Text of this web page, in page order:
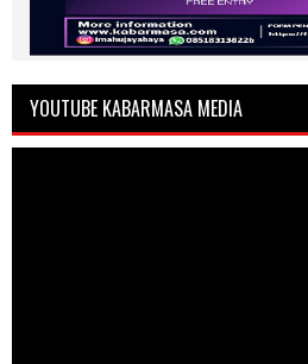
YOUTUBE KABARMASA MEDIA